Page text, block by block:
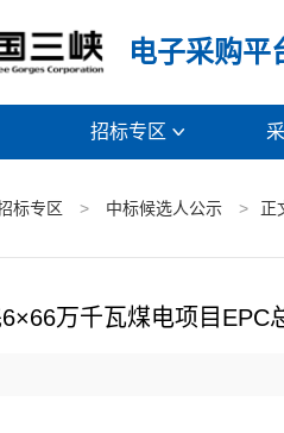
电子采购平
招标专区 
标专区 > 中标候选人公示 > 正
万千瓦煤电项目EPC